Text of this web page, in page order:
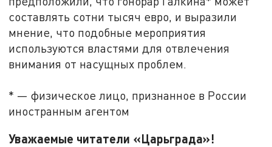
составлять сотни тысяч евро, и выразили
мнение, что подобные мероприятия
используются властями для отвлечения
внимания от насущных проблем.
* — физическое лицо, признанное в России
иностранным агентом
Уважаемые читатели «Царьграда»!